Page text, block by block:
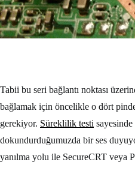
Tabii bu seri bağlantı noktası
bağlamak için öncelikle o dört
gerekiyor. Süreklilik testi sayesinde
dokundurduğumuzda bir ses
yanılma yolu ile SecureCRT veya